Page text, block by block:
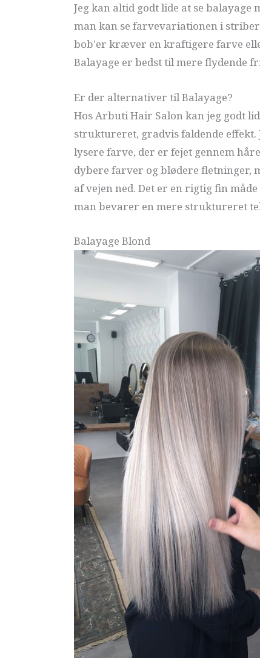
Jeg kan altid godt lide at se
man kan se farvevariationen i
bob'er kræver en kraftigere farve
Balayage er bedst til mere flydende
Er der alternativer til Balayage?
Hos Arbuti Hair Salon kan jeg godt
struktureret, gradvis faldende
lysere farve, der er fejet gennem
dybere farver og blødere fletninger,
af vejen ned. Det er en rigtig fin
man bevarer en mere struktureret
Balayage Blond